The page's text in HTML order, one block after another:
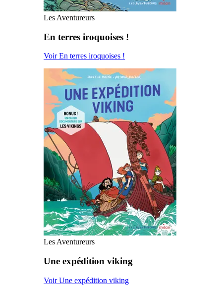
Les Aventureurs
En terres iroquoises !
Voir En terres iroquoises !
Les Aventureurs
Une expédition viking
Voir Une expédition viking